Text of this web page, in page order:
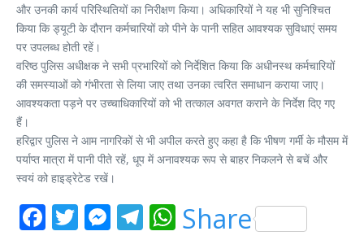
और उनकी कार्य परिस्थितियों का निरीक्षण किया। अधिकारियों ने यह भी सुनिश्चित
किया कि ड्यूटी के दौरान कर्मचारियों को पीने के पानी सहित आवश्यक सुविधाएं समय
पर उपलब्ध होती रहें।
वरिष्ठ पुलिस अधीक्षक ने सभी प्रभारियों को निर्देशित किया कि अधीनस्थ कर्मचारियों
की समस्याओं को गंभीरता से लिया जाए तथा उनका त्वरित समाधान कराया जाए।
आवश्यकता पड़ने पर उच्चाधिकारियों को भी तत्काल अवगत कराने के निर्देश दिए गए
हैं।
हरिद्वार पुलिस ने आम नागरिकों से भी अपील करते हुए कहा है कि भीषण गर्मी के मौसम में
पर्याप्त मात्रा में पानी पीते रहें, धूप में अनावश्यक रूप से बाहर निकलने से बचें और
स्वयं को हाइड्रेटेड रखें।
Facebook
Twitter
Messenger
Telegram
WhatsApp
Share